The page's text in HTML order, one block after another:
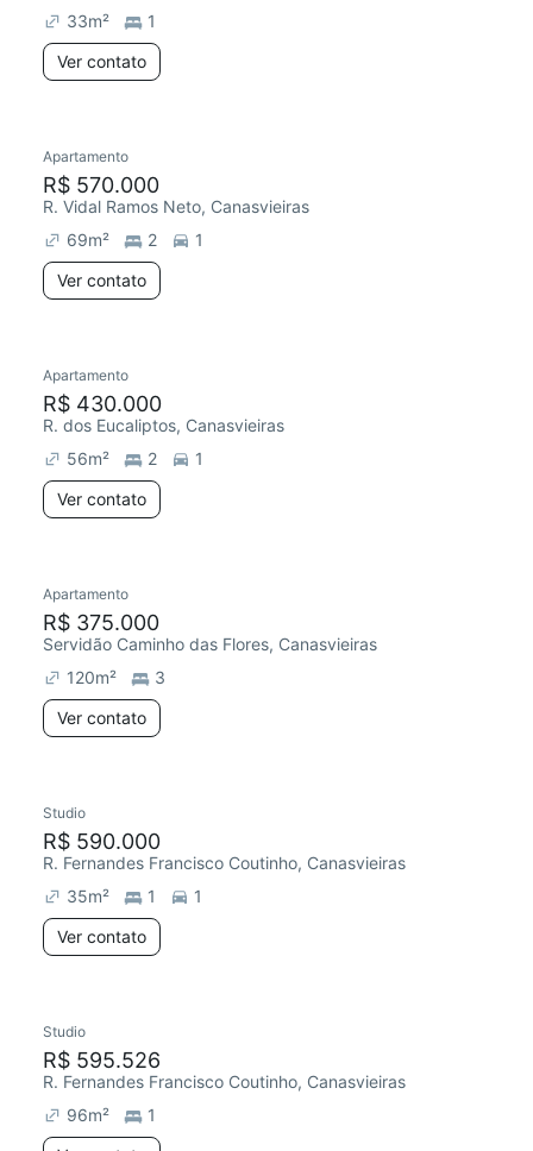
33m²
1
Ver contato
Chegou este mês
Apartamento
R$ 570.000
R. Vidal Ramos Neto, Canasvieiras
69m² 2
1
Ver contato
Apartamento
R$ 430.000
R. dos Eucaliptos, Canasvieiras
56m² 2
1
Ver contato
Apartamento
R$ 375.000
Servidão Caminho das Flores, Canasvieiras
120m²
3
Ver contato
Studio
R$ 590.000
R. Fernandes Francisco Coutinho, Canasvieiras
35m² 1
1
Ver contato
Studio
R$ 595.526
R. Fernandes Francisco Coutinho, Canasvieiras
96m²
1